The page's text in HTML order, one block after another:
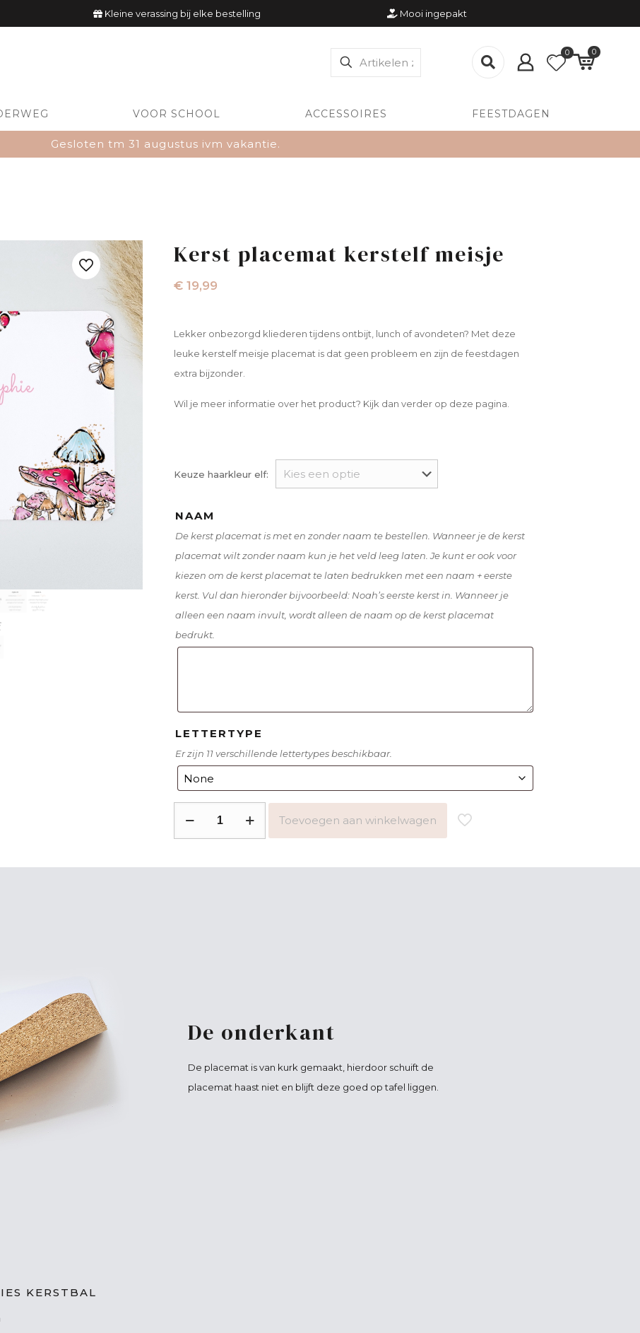
Kleine verassing bij elke bestelling Mooi ingepakt
0 0
VOOR SCHOOL ACCESSOIRES FEESTDAGEN
Gesloten tm 31 augustus ivm vakantie.
Kerst placemat kerstelf meisje
€ 19,99
Lekker onbezorgd kliederen tijdens ontbijt, lunch of avondeten? Met deze
leuke kerstelf meisje placemat is dat geen probleem en zijn de feestdagen
extra bijzonder.
Wil je meer informatie over het product? Kijk dan verder op deze pagina.
Keuze haarkleur elf:
NAAM
De kerst placemat is met en zonder naam te bestellen. Wanneer je de kerst
placemat wilt zonder naam kun je het veld leeg laten. Je kunt er ook voor
kiezen om de kerst placemat te laten bedrukken met een naam + eerste
kerst. Vul dan hieronder bijvoorbeeld: Noah’s eerste kerst in. Wanneer je
alleen een naam invult, wordt alleen de naam op de kerst placemat
bedrukt.
LETTERTYPE
Er zijn 11 verschillende lettertypes beschikbaar.
meisje
Toevoegen aan winkelwagen
De onderkant
De placemat is van kurk gemaakt, hierdoor schuift de
placemat haast niet en blijft deze goed op tafel liggen.
KERSTBAL